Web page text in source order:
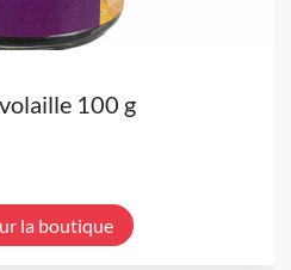
100 g
la boutique